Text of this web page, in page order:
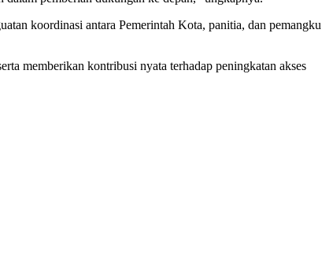
koordinasi antara Pemerintah Kota, panitia, dan pemangku
memberikan kontribusi nyata terhadap peningkatan akses